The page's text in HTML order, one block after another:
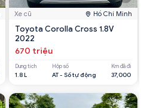
Xe cũ Hồ Chí Minh
Toyota Corolla Cross 1.8V
2022
670 triệu
Dung tích
1.8 L
Hộp số
AT - Số tự động
Km đã đi
37,000